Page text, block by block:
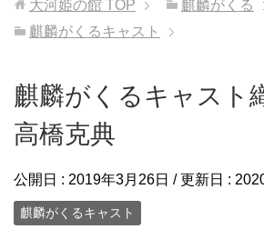
大河姫の館 TOP
麒麟がくる
麒麟がくるキャスト
麒麟がくるキャスト
高橋克典
公開日 : 2019年3月26日 / 更新日 :
麒麟がくるキャスト